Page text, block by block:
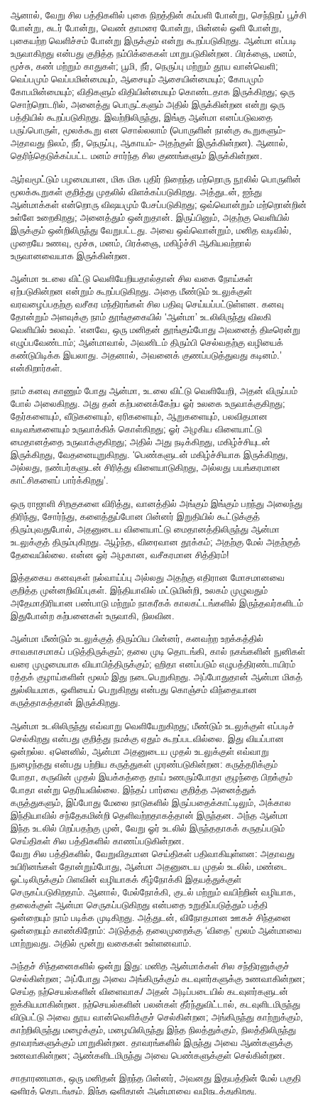
ஆனால், வேறு சில பத்திகளில் புகை நிறத்தின் கம்பளி போன்று, செந்நிறப் பூச்சி
போன்று, சுடர் போன்று, வெண் தாமரை போன்று, மின்னல் ஒளி போன்று,
புகையற்ற வெளிச்சம் போன்று இருக்கும் என்று கூறப்படுகிறது. ஆன்மா எப்படி
உருவாகிறது என்பது குறித்த நம்பிக்கைகள் மாறுபடுகின்றன. பிரக்ஞை, மனம்,
மூச்சு, கண் மற்றும் காதுகள்; பூமி, நீர், நெருப்பு மற்றும் தூய வான்வெளி;
வெப்பமும் வெப்பமின்மையும், ஆசையும் ஆசையின்மையும்; கோபமும்
கோபமின்மையும்; விதிகளும் விதியின்மையும் கொண்டதாக இருக்கிறது; ஒரு
சொற்றொடரில், அனைத்து பொருட்களும் அதில் இருக்கின்றன என்று ஒரு
பத்தியில் கூறப்படுகிறது. இவற்றிலிருந்து, இங்கு ஆன்மா எனப்படுவதை
பருப்பொருள், மூலக்கூறு என சொல்லலாம் (பொருளின் நான்கு கூறுகளும்-
அதாவது நிலம், நீர், நெருப்பு, ஆகாயம்- அதற்குள் இருக்கின்றன). ஆனால்,
தெரிந்தெடுக்கப்பட்ட மனம் சார்ந்த சில குணங்களும் இருக்கின்றன.
ஆர்வமூட்டும் பழமையான, மிக மிக புதிர் நிறைந்த மற்றொரு நூலில் பொருளின்
மூலக்கூறுகள் குறித்து முதலில் விளக்கப்படுகிறது. அத்துடன், ஐந்து
ஆன்மாக்கள் என்றொரு விஷயமும் பேசப்படுகிறது; ஒவ்வொன்றும் மற்றொன்றின்
உள்ளே உறைகிறது; அனைத்தும் ஒன்றுதான். இருப்பினும், அதற்கு வெளியில்
இருக்கும் ஒன்றிலிருந்து வேறுபட்டது. அவை ஒவ்வொன்றும், மனித வடிவில்,
முறையே உணவு, மூச்சு, மனம், பிரக்ஞை, மகிழ்ச்சி ஆகியவற்றால்
உருவானவையாக இருக்கின்றன.
ஆன்மா உடலை விட்டு வெளியேறியதால்தான் சில வகை நோய்கள்
ஏற்படுகின்றன என்றும் கூறப்படுகிறது. அதை மீண்டும் உடலுக்குள்
வரவழைப்பதற்கு வசீகர மந்திரங்கள் சில பதிவு செய்யப்பட்டுள்ளன. கனவு
தோன்றும் அளவுக்கு நாம் தூங்குகையில் ‘ஆன்மா’ உடலிலிருந்து விலகி
வெளியில் உலவும். ‘எனவே, ஒரு மனிதன் தூங்கும்போது அவனைத் திடீரென்று
எழுப்பவேண்டாம்; ஆன்மாவால், அவனிடம் திரும்பி செல்வதற்கு வழியைக்
கண்டுபிடிக்க இயலாது. அதனால், அவனைக் குணப்படுத்துவது கடினம்.’
என்கிறார்கள்.
நாம் கனவு காணும் போது ஆன்மா, உடலை விட்டு வெளியேறி, அதன் விருப்பம்
போல் அலைகிறது. அது தன் கற்பனைக்கேற்ப ஓர் உலகை உருவாக்குகிறது;
தேர்களையும், வீடுகளையும், ஏரிகளையும், ஆறுகளையும், பலவிதமான
வடிவங்களையும் உருவாக்கிக் கொள்கிறது; ஓர் அழகிய விளையாட்டு
மைதானத்தை உருவாக்குகிறது; அதில் அது நடிக்கிறது, மகிழ்ச்சியுடன்
இருக்கிறது, வேதனையுறுகிறது. ‘பெண்களுடன் மகிழ்ச்சியாக இருக்கிறது,
அல்லது, நண்பர்களுடன் சிரித்து விளையாடுகிறது, அல்லது பயங்கரமான
காட்சிகளைப் பார்க்கிறது’.
ஒரு ராஜாளி சிறகுகளை விரித்து, வானத்தில் அங்கும் இங்கும் பறந்து அலைந்து
திரிந்து, சோர்ந்து, களைத்துப்போன பின்னர் இறுதியில் கூட்டுக்குத்
திரும்புவதுபோல், அதனுடைய விளையாட்டு மைதானத்திலிருந்து ஆன்மா
உடலுக்குத் திரும்புகிறது. ஆழ்ந்த, விரைவான தூக்கம்; அதற்கு மேல் அதற்குத்
தேவையில்லை. என்ன ஓர் அழகான, வசீகரமான சித்திரம்!
இத்தகைய கனவுகள் நல்வாய்ப்பு அல்லது அதற்கு எதிரான மோசமானவை
குறித்த முன்னறிவிப்புகள். இந்தியாவில் மட்டுமின்றி, உலகம் முழுவதும்
அதேமாதிரியான பண்பாடு மற்றும் நாகரீகக் காலகட்டங்களில் இருந்தவர்களிடம்
இதுபோன்ற கற்பனைகள் உருவாகி, நிலவின.
ஆன்மா மீண்டும் உடலுக்குத் திரும்பிய பின்னர், கனவற்ற உறக்கத்தில்
சாவகாசமாகப் படுத்திருக்கும்; தலை முடி தொடங்கி, கால் நகங்களின் நுனிகள்
வரை முழுமையாக வியாபித்திருக்கும்; ஹிதா எனப்படும் எழுபத்திரண்டாயிரம்
ரத்தக் குழாய்களின் மூலம் இது நடைபெறுகிறது. அப்போதுதான் ஆன்மா மிகத்
துல்லியமாக, ஒளியைப் பெறுகிறது என்பது கொஞ்சம் விந்தையான
கருத்தாகத்தான் இருக்கிறது.
ஆன்மா உடலிலிருந்து எவ்வாறு வெளியேறுகிறது; மீண்டும் உடலுக்குள் எப்படிச்
செல்கிறது என்பது குறித்து நமக்கு ஏதும் கூறப்படவில்லை. இது வியப்பான
ஒன்றல்ல. ஏனெனில், ஆன்மா அதனுடைய முதல் உடலுக்குள் எவ்வாறு
நுழைந்தது என்பது பற்றிய கருத்துகள் முரண்படுகின்றன: கருத்தரிக்கும்
போதா, கருவின் முதல் இயக்கத்தை தாய் உணரும்போதா குழந்தை பிறக்கும்
போதா என்று தெரியவில்லை. இந்தப் பார்வை குறித்த அனைத்துக்
கருத்துகளும், இப்போது மேலை நாடுகளில் இருப்பதைக்காட்டிலும், அக்கால
இந்தியாவில் சந்தேகமின்றி தெளிவற்றதாகத்தான் இருந்தன. அந்த ஆன்மா
இந்த உடலில் பிறப்பதற்கு முன், வேறு ஓர் உடலில் இருந்ததாகக் கருதப்படும்
செய்திகள் சில பத்திகளில் காணப்படுகின்றன.
வேறு சில பத்திகளில், வேறுவிதமான செய்திகள் பதிவாகியுள்ளன: அதாவது
உயிரினங்கள் தோன்றும்போது, ஆன்மா அதனுடைய முதல் உடலில், மண்டை
ஓட்டிலிருக்கும் பிளவின் வழியாகக் கீழ்நோக்கி இதயத்துக்குள்
செருகப்படுகிறதாம். ஆனால், மேல்நோக்கி, குடல் மற்றும் வயிற்றின் வழியாக,
தலைக்குள் ஆன்மா செருகப்படுகிறது என்பதை உறுதிப்படுத்தும் பத்தி
ஒன்றையும் நாம் படிக்க முடிகிறது. அத்துடன், விநோதமான ஊகச் சிந்தனை
ஒன்றையும் காண்கிறோம்: அடுத்தத் தலைமுறைக்கு ‘விதை’ மூலம் ஆன்மாவை
மாற்றுவது. அதில் மூன்று வகைகள் உள்ளனவாம்.
அந்தச் சிந்தனைகளில் ஒன்று இது: மனித ஆன்மாக்கள் சில சந்திரனுக்குச்
செல்கின்றன; அப்போது அவை அங்கிருக்கும் கடவுளர்களுக்கு உணவாகின்றன;
செய்த நற்செயல்களின் விளைவாக/ அதன் அடிப்படையில் கடவுளர்களுடன்
ஐக்கியமாகின்றன. நற்செயல்களின் பலன்கள் தீர்ந்துவிட்டால், கடவுளிடமிருந்து
விடுபட்டு அவை தூய வான்வெளிக்குச் செல்கின்றன; அங்கிருந்து காற்றுக்கும்,
காற்றிலிருந்து மழைக்கும், மழையிலிருந்து இந்த நிலத்துக்கும், நிலத்திலிருந்து
தாவரங்களுக்கும் மாறுகின்றன. தாவரங்களில் இருந்து அவை ஆண்களுக்கு
உணவாகின்றன; ஆண்களிடமிருந்து அவை பெண்களுக்குள் செல்கின்றன.
சாதாரணமாக, ஒரு மனிதன் இறந்த பின்னர், அவனது இதயத்தின் மேல் பகுதி
ஒளிரத் தொடங்கும். இந்த ஒளிதான் ஆன்மாவை வழிநடத்துகிறது.